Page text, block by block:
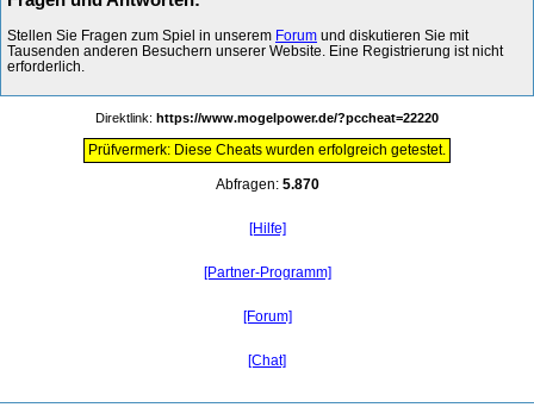
Stellen Sie Fragen zum Spiel in unserem Forum und diskutieren Sie mit
Tausenden anderen Besuchern unserer Website. Eine Registrierung ist nicht
erforderlich.
Direktlink: https://www.mogelpower.de/?pccheat=22220
Prüfvermerk: Diese Cheats wurden erfolgreich getestet.
Abfragen: 5.870
[Hilfe]
[Partner-Programm]
[Forum]
[Chat]